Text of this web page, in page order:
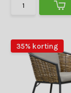
35% korting